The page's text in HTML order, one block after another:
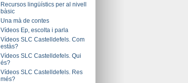
Recursos lingüístics per al nivell
bàsic
Una mà de contes
Vídeos Ep, escolta i parla
Vídeos SLC Castelldefels. Com
estàs?
Vídeos SLC Castelldefels. Qui
és?
Vídeos SLC Castelldefels. Res
més?